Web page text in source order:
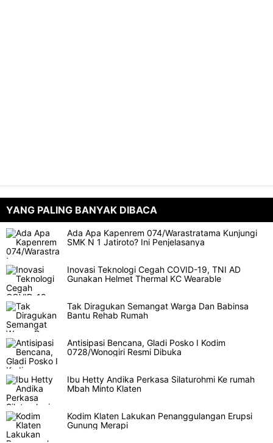
YANG PALING BANYAK DIBACA
Ada Apa Kapenrem 074/Warastratama Kunjungi
SMK N 1 Jatiroto? Ini Penjelasanya
Inovasi Teknologi Cegah COVID-19, TNI AD
Gunakan Helmet Thermal KC Wearable
Tak Diragukan Semangat Warga Dan Babinsa
Bantu Rehab Rumah
Antisipasi Bencana, Gladi Posko I Kodim
0728/Wonogiri Resmi Dibuka
Ibu Hetty Andika Perkasa Silaturohmi Ke rumah
Mbah Minto Klaten
Kodim Klaten Lakukan Penanggulangan Erupsi
Gunung Merapi